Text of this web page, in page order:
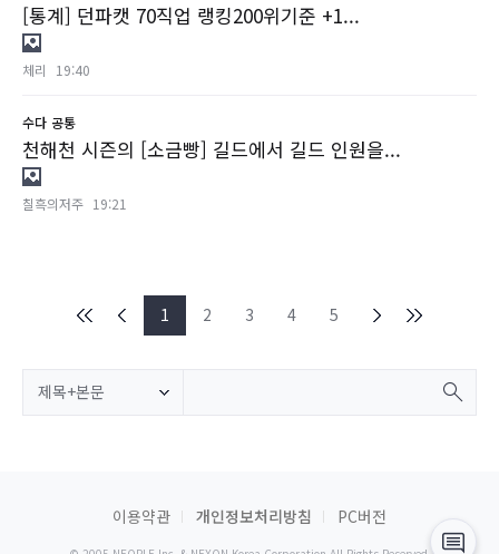
[통계] 던파캣 70직업 랭킹200위기준 +1...
체리 19:40
수다 공통
천해천 시즌의 [소금빵] 길드에서 길드 인원을...
칠흑의저주 19:21
1 2 3 4 5
제목+본문
이용약관 개인정보처리방침 PC버전